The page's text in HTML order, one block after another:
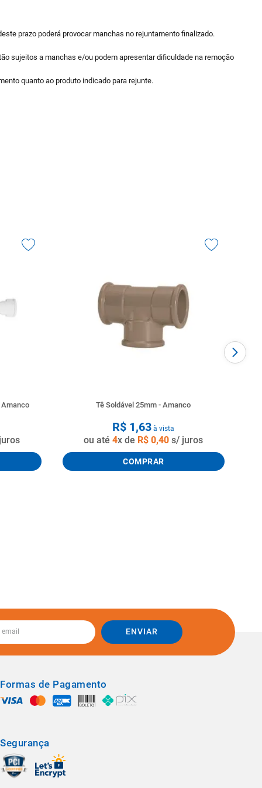
prazo poderá provocar manchas no rejuntamento finalizado.
sujeitos a manchas e/ou podem apresentar dificuldade na remoção
quanto ao produto indicado para rejunte.
Amanco Tê Soldável 25mm - Amanco
R$ 1,63 à vista
ou até4x de R$ 0,40 s/ juros
COMPRAR
ENVIAR
Formas de Pagamento
Segurança